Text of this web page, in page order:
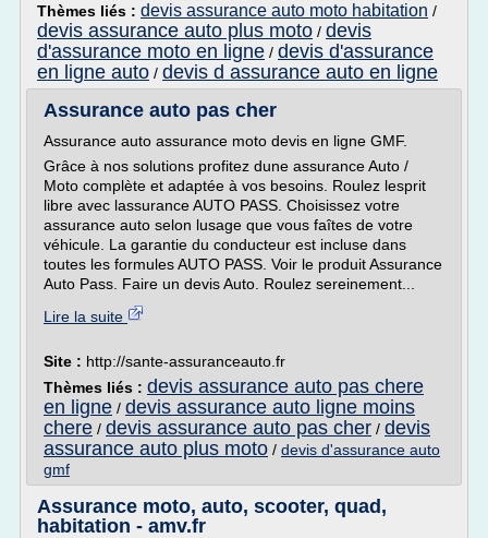
Thèmes liés : devis assurance auto moto habitation /
devis assurance auto plus moto / devis
d'assurance moto en ligne / devis d'assurance
en ligne auto / devis d assurance auto en ligne
Assurance auto pas cher
Assurance auto assurance moto devis en ligne GMF.
Grâce à nos solutions profitez dune assurance Auto /
Moto complète et adaptée à vos besoins. Roulez lesprit
libre avec lassurance AUTO PASS. Choisissez votre
assurance auto selon lusage que vous faîtes de votre
véhicule. La garantie du conducteur est incluse dans
toutes les formules AUTO PASS. Voir le produit Assurance
Auto Pass. Faire un devis Auto. Roulez sereinement...
Lire la suite
Site : http://sante-assuranceauto.fr
Thèmes liés : devis assurance auto pas chere
en ligne / devis assurance auto ligne moins
chere / devis assurance auto pas cher / devis
assurance auto plus moto / devis d'assurance auto
gmf
Assurance moto, auto, scooter, quad,
habitation - amv.fr